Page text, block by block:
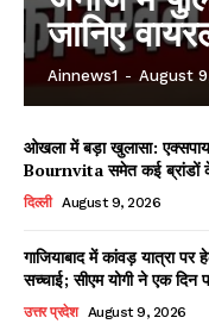
जानिए
Ainnews1 - August
ओखला में बड़ा खुलासा:
Bournvita समेत कई ब्रांडों के
दिल्ली August 9, 2026
गाजियाबाद में कांवड़ यात्रा पर
सच्चाई; सीएम योगी ने एक दिन
उत्तर प्रदेश August 9, 2026